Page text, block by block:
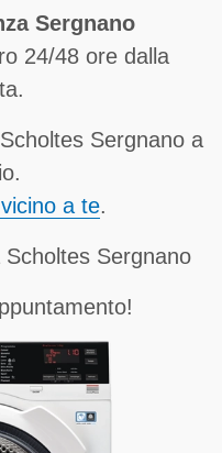
Sergnano
24/48 ore dalla
Sergnano a
a te.
Sergnano